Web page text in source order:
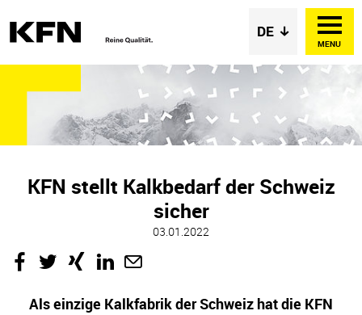
MENU
KFN stellt Kalkbedarf der Schweiz
sicher
03.01.2022
Als einzige Kalkfabrik der Schweiz hat die KFN